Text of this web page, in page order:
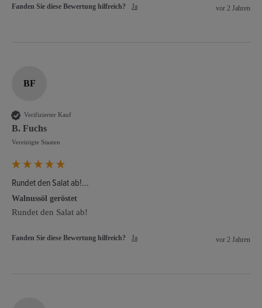
Fanden Sie diese Bewertung hilfreich? Ja vor 2 Jahren
BF
Verifizierter Kauf
B. Fuchs
Vereinigte Staaten
Rundet den Salat ab!...
Walnussöl geröstet
Rundet den Salat ab!
Fanden Sie diese Bewertung hilfreich? Ja vor 2 Jahren